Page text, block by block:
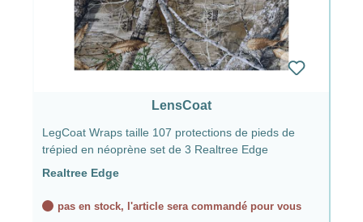
LensCoat
LegCoat Wraps taille 107 protections de pieds de
trépied en néoprène set de 3 Realtree Edge
Realtree Edge
pas en stock, l'article sera commandé pour vous